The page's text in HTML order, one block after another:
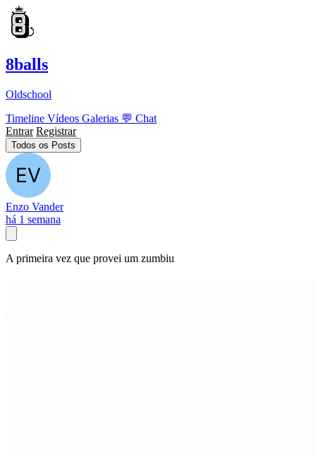
8balls
Oldschool
Timeline Vídeos Galerias 💬 Chat
Entrar Registrar
Todos os Posts
Enzo Vander
há 1 semana
A primeira vez que provei um zumbiu